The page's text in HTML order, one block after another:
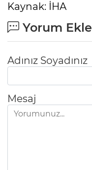
Kaynak: İHA
Yorum Ekle
Adınız Soyadınız
Mesaj